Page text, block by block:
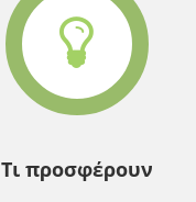
Τι προσφέρουν